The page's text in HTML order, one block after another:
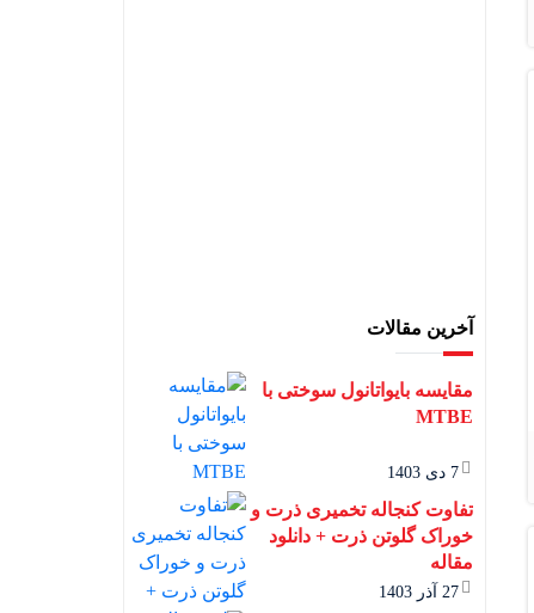
آخرین مقالات
مقایسه بایواتانول سوختی با
MTBE
7 دی 1403
تفاوت کنجاله تخمیری ذرت و
خوراک گلوتن ذرت + دانلود
مقاله
27 آذر 1403